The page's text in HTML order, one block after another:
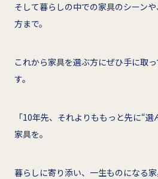
そして暮らしの中での家具のシーン
方まで。
これから家具を選ぶ方にぜひ手に取
す。
「10年先、それよりももっと先に“
家具を。
暮らしに寄り添い、一生ものになる家